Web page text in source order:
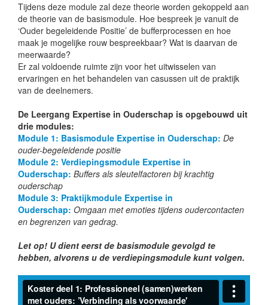
Tijdens deze module zal deze theorie worden gekoppeld aan
de theorie van de basismodule. Hoe bespreek je vanuit de
‘Ouder begeleidende Positie’ de bufferprocessen en hoe
maak je mogelijke rouw bespreekbaar? Wat is daarvan de
meerwaarde?
Er zal voldoende ruimte zijn voor het uitwisselen van
ervaringen en het behandelen van casussen uit de praktijk
van de deelnemers.
De Leergang Expertise in Ouderschap is opgebouwd uit
drie modules:
Module 1: Basismodule Expertise in Ouderschap: De
ouder-begeleidende positie
Module 2: Verdiepingsmodule Expertise in
Ouderschap: Buffers als sleutelfactoren bij krachtig
ouderschap
Module 3: Praktijkmodule Expertise in
Ouderschap: Omgaan met emoties tijdens oudercontacten
en begrenzen van gedrag.
Let op! U dient eerst de basismodule gevolgd te
hebben, alvorens u de verdiepingsmodule kunt volgen.